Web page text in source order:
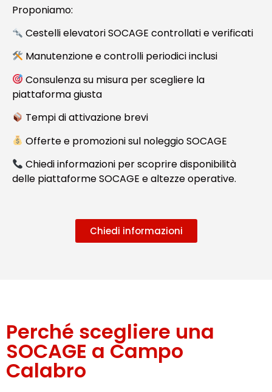
Proponiamo:
Cestelli elevatori SOCAGE controllati e verificati
Manutenzione e controlli periodici inclusi
Consulenza su misura per scegliere la
piattaforma giusta
Tempi di attivazione brevi
Offerte e promozioni sul noleggio SOCAGE
Chiedi informazioni per scoprire disponibilità
delle piattaforme SOCAGE e altezze operative.
Chiedi informazioni
Perché scegliere una
SOCAGE a Campo
Calabro